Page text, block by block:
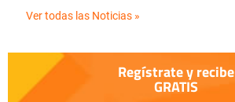
Ver todas las Noticias »
Regístrate y recibe
GRATIS